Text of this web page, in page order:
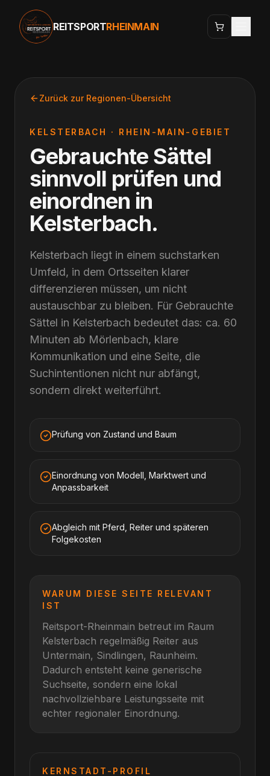
REITSPORTRHEINMAIN
Zurück zur Regionen-Übersicht
KELSTERBACH · RHEIN-MAIN-GEBIET
Gebrauchte Sättel
sinnvoll prüfen und
einordnen in
Kelsterbach.
Kelsterbach liegt in einem suchstarken
Umfeld, in dem Ortsseiten klarer
differenzieren müssen, um nicht
austauschbar zu bleiben. Für Gebrauchte
Sättel in Kelsterbach bedeutet das: ca. 60
Minuten ab Mörlenbach, klare
Kommunikation und eine Seite, die
Suchintentionen nicht nur abfängt,
sondern direkt weiterführt.
Prüfung von Zustand und Baum
Einordnung von Modell, Marktwert und
Anpassbarkeit
Abgleich mit Pferd, Reiter und späteren
Folgekosten
WARUM DIESE SEITE RELEVANT
IST
Reitsport-Rheinmain betreut im Raum
Kelsterbach regelmäßig Reiter aus
Untermain, Sindlingen, Raunheim.
Dadurch entsteht keine generische
Suchseite, sondern eine lokal
nachvollziehbare Leistungsseite mit
echter regionaler Einordnung.
KERNSTADT-PROFIL